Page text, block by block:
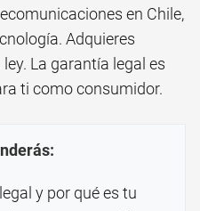
en Chile,
Adquieres
La garantía legal es
ti como consumidor.
y por qué es tu